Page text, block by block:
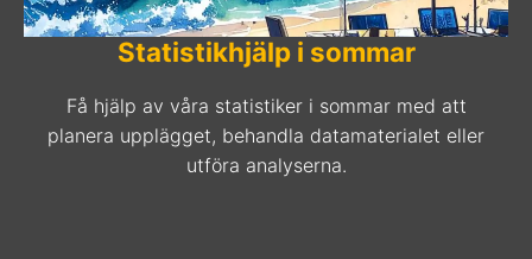
Statistikhjälp i sommar
Få hjälp av våra statistiker i sommar med att
planera upplägget, behandla datamaterialet eller
utföra analyserna.